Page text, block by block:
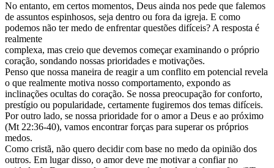
No entanto, em certos momentos, Deus ainda nos pede que falemos
de assuntos espinhosos, seja dentro ou fora da igreja. E como
podemos não ter medo de enfrentar questões difíceis? A resposta é
realmente
complexa, mas creio que devemos começar examinando o próprio
coração, sondando nossas prioridades e motivações.
Penso que nossa maneira de reagir a um conflito em potencial revela
o que realmente motiva nosso comportamento, expondo as
inclinações ocultas do coração. Se nossa preocupação for conforto,
prestígio ou popularidade, certamente fugiremos dos temas difíceis.
Por outro lado, se nossa prioridade for o amor a Deus e ao próximo
(Mt 22:36-40), vamos encontrar forças para superar os próprios
medos.
Como cristã, não quero decidir com base no medo da opinião dos
outros. Em lugar disso, o amor deve me motivar a confiar no